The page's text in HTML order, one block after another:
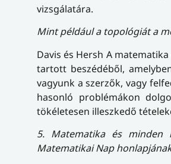
vizsgálatára.
Mint például a topológiát a
Davis és Hersh A
tartott beszédéből,
vagyunk a szerzők, vagy
hasonló problémákon
tökéletesen illeszkedő
5. Matematika és minden
Matematikai Nap